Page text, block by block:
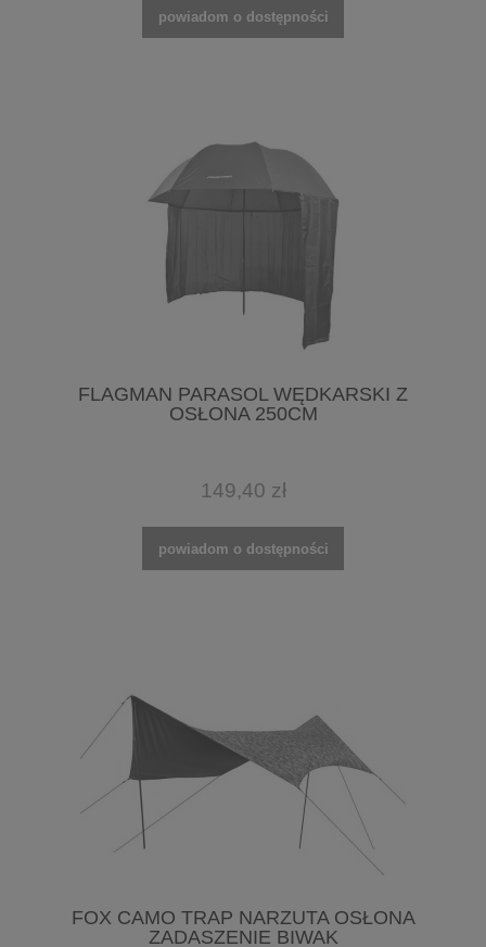
powiadom o dostępności
FLAGMAN PARASOL WĘDKARSKI Z
OSŁONA 250CM
149,40 zł
powiadom o dostępności
FOX CAMO TRAP NARZUTA OSŁONA
ZADASZENIE BIWAK